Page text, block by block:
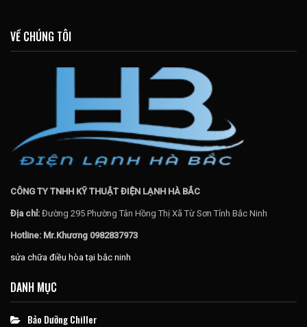
VỀ CHÚNG TÔI
CÔNG TY TNHH KỸ THUẬT ĐIỆN LẠNH HÀ BẮC
Địa chỉ: Đường 295 Phường Tân Hồng Thị Xã Từ Sơn Tỉnh Bắc Ninh
Hotline: Mr.Khương 0982837973
sửa chữa điều hòa tại bắc ninh
DANH MỤC
Bảo Dưỡng Chiller